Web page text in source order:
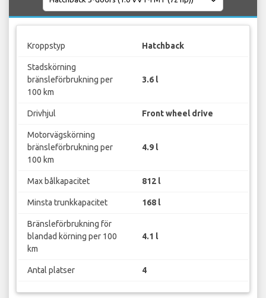
Kroppstyp Hatchback
Stadskörning
bränsleförbrukning per
100 km
3.6 l
Drivhjul Front wheel drive
Motorvägskörning
bränsleförbrukning per
100 km
4.9 l
Max bålkapacitet 812 l
Minsta trunkkapacitet 168 l
Bränsleförbrukning för
blandad körning per 100
km
4.1 l
Antal platser 4